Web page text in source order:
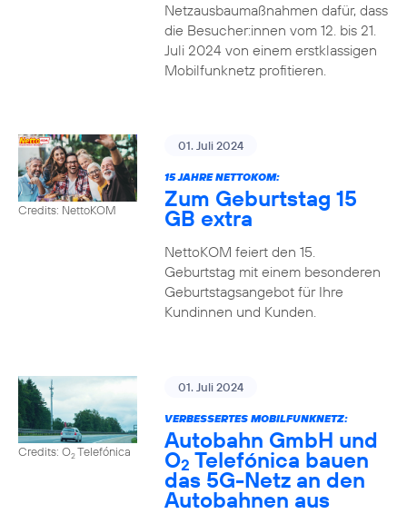
Netzausbaumaßnahmen dafür, dass
die Besucher:innen vom 12. bis 21.
Juli 2024 von einem erstklassigen
Mobilfunknetz profitieren.
Credits: NettoKOM
01. Juli 2024
15 JAHRE NETTOKOM:
Zum Geburtstag 15
GB extra
NettoKOM feiert den 15.
Geburtstag mit einem besonderen
Geburtstagsangebot für Ihre
Kundinnen und Kunden.
Credits: O2Telefónica
01. Juli 2024
VERBESSERTES MOBILFUNKNETZ:
Autobahn GmbH und
O2 Telefónica bauen
das 5G-Netz an den
Autobahnen aus